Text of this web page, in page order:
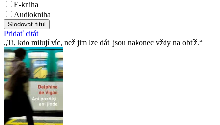
E-kniha
Audiokniha
Sledovať titul
Pridať citát
Ti, kdo milují víc, než jim lze dát, jsou nakonec vždy na obtíž.